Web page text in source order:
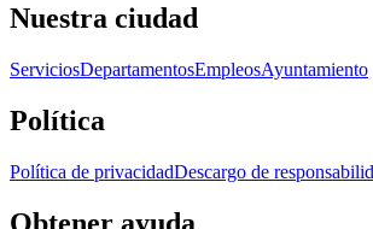
Nuestra ciudad
ServiciosDepartamentosEmpleosAyuntamiento
Política
Política de privacidadDescargo de
Obtener ayuda